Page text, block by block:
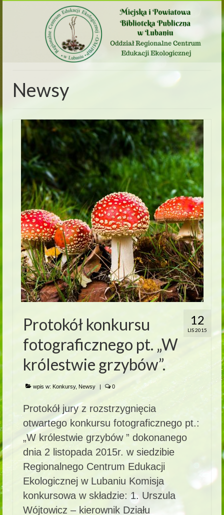
Newsy
12
LIS 2015
Protokół konkursu
fotograficznego pt. „W
królestwie grzybów”.
wpis w: Konkursy, Newsy | 0
Protokół jury z rozstrzygnięcia
otwartego konkursu fotograficznego pt.:
„W królestwie grzybów ” dokonanego
dnia 2 listopada 2015r. w siedzibie
Regionalnego Centrum Edukacji
Ekologicznej w Lubaniu Komisja
konkursowa w składzie: 1. Urszula
Wójtowicz – kierownik Działu